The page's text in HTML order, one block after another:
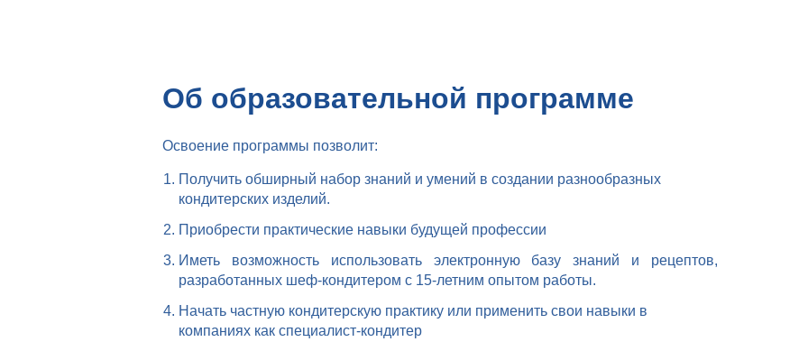
Об образовательной программе
Освоение программы позволит:
Получить обширный набор знаний и умений в создании разнообразных
кондитерских изделий.
Приобрести практические навыки будущей профессии
Иметь возможность использовать электронную базу знаний и рецептов,
разработанных шеф-кондитером с 15-летним опытом работы.
Начать частную кондитерскую практику или применить свои навыки в
компаниях как специалист-кондитер